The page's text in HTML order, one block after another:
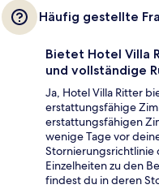
Häufig gestellte
Bietet Hotel Villa
und vollständige
Ja, Hotel Villa Ritter
erstattungsfähige
erstattungsfähigen
wenige Tage vor
Stornierungsrichtlinie
Einzelheiten zu den
findest du in deren